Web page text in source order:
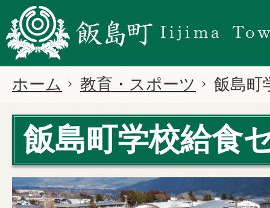
ホーム 教育・スポーツ 飯島町
飯島町学校給食